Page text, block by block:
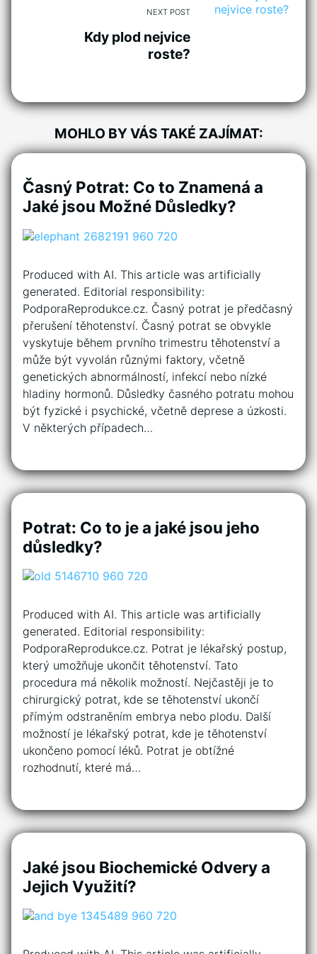
NEXT POST
Kdy plod nejvice
roste?
MOHLO BY VÁS TAKÉ ZAJÍMAT:
Časný Potrat: Co to Znamená a
Jaké jsou Možné Důsledky?
Produced with AI. This article was artificially
generated. Editorial responsibility:
PodporaReprodukce.cz. Časný potrat je předčasný
přerušení těhotenství. Časný potrat se obvykle
vyskytuje během prvního trimestru těhotenství a
může být vyvolán různými faktory, včetně
genetických abnormálností, infekcí nebo nízké
hladiny hormonů. Důsledky časného potratu mohou
být fyzické i psychické, včetně deprese a úzkosti.
V některých případech…
Potrat: Co to je a jaké jsou jeho
důsledky?
Produced with AI. This article was artificially
generated. Editorial responsibility:
PodporaReprodukce.cz. Potrat je lékařský postup,
který umožňuje ukončit těhotenství. Tato
procedura má několik možností. Nejčastěji je to
chirurgický potrat, kde se těhotenství ukončí
přímým odstraněním embrya nebo plodu. Další
možností je lékařský potrat, kde je těhotenství
ukončeno pomocí léků. Potrat je obtížné
rozhodnutí, které má…
Jaké jsou Biochemické Odvery a
Jejich Využití?